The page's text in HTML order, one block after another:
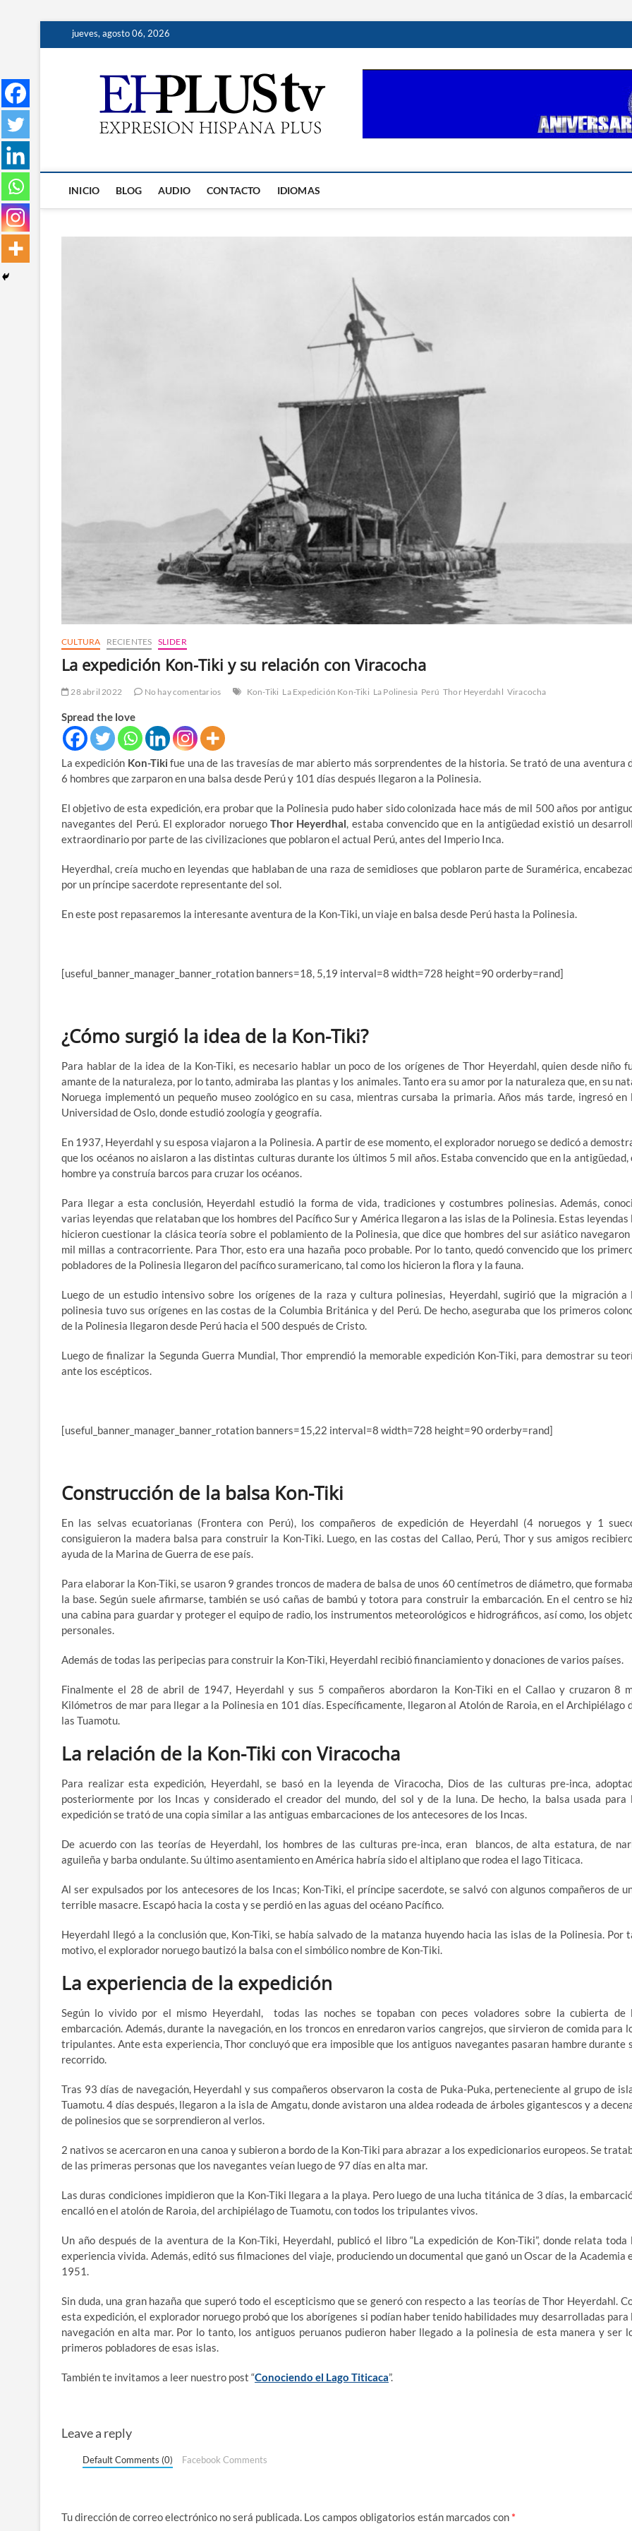
jueves, agosto 06, 2026
INICIO BLOG AUDIO CONTACTO IDIOMAS
CULTURA RECIENTES SLIDER
La expedición Kon-Tiki y su relación con Viracocha
28 abril 2022 No hay comentarios Kon-Tiki La Expedición Kon-Tiki La Polinesia Perú Thor Heyerdahl Viracocha
Spread the love
La expedición Kon-Tiki fue una de las travesías de mar abierto más sorprendentes de la historia. Se trató de una aventura
6 hombres que zarparon en una balsa desde Perú y 101 días después llegaron a la Polinesia.
El objetivo de esta expedición, era probar que la Polinesia pudo haber sido colonizada hace más de mil 500 años por
navegantes del Perú. El explorador noruego Thor Heyerdhal, estaba convencido que en la antigüedad existió un
extraordinario por parte de las civilizaciones que poblaron el actual Perú, antes del Imperio Inca.
Heyerdhal, creía mucho en leyendas que hablaban de una raza de semidioses que poblaron parte de Suramérica,
por un príncipe sacerdote representante del sol.
En este post repasaremos la interesante aventura de la Kon-Tiki, un viaje en balsa desde Perú hasta la Polinesia.
[useful_banner_manager_banner_rotation banners=18, 5,19 interval=8 width=728 height=90 orderby=rand]
¿Cómo surgió la idea de la Kon-Tiki?
Para hablar de la idea de la Kon-Tiki, es necesario hablar un poco de los orígenes de Thor Heyerdahl, quien desde niño
amante de la naturaleza, por lo tanto, admiraba las plantas y los animales. Tanto era su amor por la naturaleza que, en su
Noruega implementó un pequeño museo zoológico en su casa, mientras cursaba la primaria. Años más tarde, ingresó en
Universidad de Oslo, donde estudió zoología y geografía.
En 1937, Heyerdahl y su esposa viajaron a la Polinesia. A partir de ese momento, el explorador noruego se dedicó a
que los océanos no aislaron a las distintas culturas durante los últimos 5 mil años. Estaba convencido que en la antigüedad,
hombre ya construía barcos para cruzar los océanos.
Para llegar a esta conclusión, Heyerdahl estudió la forma de vida, tradiciones y costumbres polinesias. Además,
varias leyendas que relataban que los hombres del Pacífico Sur y América llegaron a las islas de la Polinesia. Estas leyendas
hicieron cuestionar la clásica teoría sobre el poblamiento de la Polinesia, que dice que hombres del sur asiático navegaron
mil millas a contracorriente. Para Thor, esto era una hazaña poco probable. Por lo tanto, quedó convencido que los
pobladores de la Polinesia llegaron del pacífico suramericano, tal como los hicieron la flora y la fauna.
Luego de un estudio intensivo sobre los orígenes de la raza y cultura polinesias, Heyerdahl, sugirió que la migración a
polinesia tuvo sus orígenes en las costas de la Columbia Británica y del Perú. De hecho, aseguraba que los primeros
de la Polinesia llegaron desde Perú hacia el 500 después de Cristo.
Luego de finalizar la Segunda Guerra Mundial, Thor emprendió la memorable expedición Kon-Tiki, para demostrar su
ante los escépticos.
[useful_banner_manager_banner_rotation banners=15,22 interval=8 width=728 height=90 orderby=rand]
Construcción de la balsa Kon-Tiki
En las selvas ecuatorianas (Frontera con Perú), los compañeros de expedición de Heyerdahl (4 noruegos y 1
consiguieron la madera balsa para construir la Kon-Tiki. Luego, en las costas del Callao, Perú, Thor y sus amigos
ayuda de la Marina de Guerra de ese país.
Para elaborar la Kon-Tiki, se usaron 9 grandes troncos de madera de balsa de unos 60 centímetros de diámetro, que
la base. Según suele afirmarse, también se usó cañas de bambú y totora para construir la embarcación. En el centro se
una cabina para guardar y proteger el equipo de radio, los instrumentos meteorológicos e hidrográficos, así como, los
personales.
Además de todas las peripecias para construir la Kon-Tiki, Heyerdahl recibió financiamiento y donaciones de varios países.
Finalmente el 28 de abril de 1947, Heyerdahl y sus 5 compañeros abordaron la Kon-Tiki en el Callao y cruzaron 8
Kilómetros de mar para llegar a la Polinesia en 101 días. Específicamente, llegaron al Atolón de Raroia, en el Archipiélago
las Tuamotu.
La relación de la Kon-Tiki con Viracocha
Para realizar esta expedición, Heyerdahl, se basó en la leyenda de Viracocha, Dios de las culturas pre-inca,
posteriormente por los Incas y considerado el creador del mundo, del sol y de la luna. De hecho, la balsa usada para
expedición se trató de una copia similar a las antiguas embarcaciones de los antecesores de los Incas.
De acuerdo con las teorías de Heyerdahl, los hombres de las culturas pre-inca, eran blancos, de alta estatura, de
aguileña y barba ondulante. Su último asentamiento en América habría sido el altiplano que rodea el lago Titicaca.
Al ser expulsados por los antecesores de los Incas; Kon-Tiki, el príncipe sacerdote, se salvó con algunos compañeros de
terrible masacre. Escapó hacia la costa y se perdió en las aguas del océano Pacífico.
Heyerdahl llegó a la conclusión que, Kon-Tiki, se había salvado de la matanza huyendo hacia las islas de la Polinesia. Por
motivo, el explorador noruego bautizó la balsa con el simbólico nombre de Kon-Tiki.
La experiencia de la expedición
Según lo vivido por el mismo Heyerdahl, todas las noches se topaban con peces voladores sobre la cubierta de
embarcación. Además, durante la navegación, en los troncos en enredaron varios cangrejos, que sirvieron de comida para
tripulantes. Ante esta experiencia, Thor concluyó que era imposible que los antiguos navegantes pasaran hambre durante
recorrido.
Tras 93 días de navegación, Heyerdahl y sus compañeros observaron la costa de Puka-Puka, perteneciente al grupo de
Tuamotu. 4 días después, llegaron a la isla de Amgatu, donde avistaron una aldea rodeada de árboles gigantescos y a
de polinesios que se sorprendieron al verlos.
2 nativos se acercaron en una canoa y subieron a bordo de la Kon-Tiki para abrazar a los expedicionarios europeos. Se
de las primeras personas que los navegantes veían luego de 97 días en alta mar.
Las duras condiciones impidieron que la Kon-Tiki llegara a la playa. Pero luego de una lucha titánica de 3 días, la
encalló en el atolón de Raroia, del archipiélago de Tuamotu, con todos los tripulantes vivos.
Un año después de la aventura de la Kon-Tiki, Heyerdahl, publicó el libro “La expedición de Kon-Tiki”, donde relata toda
experiencia vivida. Además, editó sus filmaciones del viaje, produciendo un documental que ganó un Oscar de la Academia
1951.
Sin duda, una gran hazaña que superó todo el escepticismo que se generó con respecto a las teorías de Thor Heyerdahl.
esta expedición, el explorador noruego probó que los aborígenes si podían haber tenido habilidades muy desarrolladas para
navegación en alta mar. Por lo tanto, los antiguos peruanos pudieron haber llegado a la polinesia de esta manera y ser
primeros pobladores de esas islas.
También te invitamos a leer nuestro post “Conociendo el Lago Titicaca”.
Leave a reply
Default Comments (0) Facebook Comments
Tu dirección de correo electrónico no será publicada. Los campos obligatorios están marcados con *